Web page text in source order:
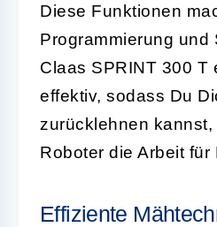
Diese Funktionen
Programmierung und
Claas SPRINT 300 T
effektiv, sodass Du
zurücklehnen
Roboter die Arbeit für
Effiziente